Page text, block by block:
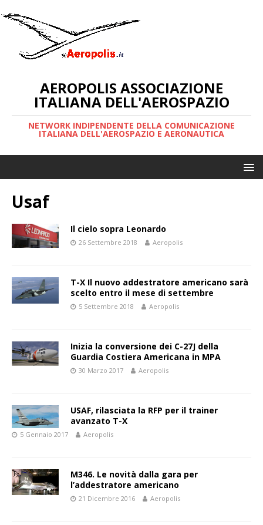
AEROPOLIS ASSOCIAZIONE
ITALIANA DELL'AEROSPAZIO
NETWORK INDIPENDENTE DELLA COMUNICAZIONE
ITALIANA DELL'AEROSPAZIO E AERONAUTICA
Usaf
Il cielo sopra Leonardo
26 Settembre 2018 Aeropolis
T-X Il nuovo addestratore americano sarà
scelto entro il mese di settembre
5 Settembre 2018 Aeropolis
Inizia la conversione dei C-27J della
Guardia Costiera Americana in MPA
30 Marzo 2017 Aeropolis
USAF, rilasciata la RFP per il trainer
avanzato T-X
5 Gennaio 2017 Aeropolis
M346. Le novità dalla gara per
l’addestratore americano
21 Dicembre 2016 Aeropolis